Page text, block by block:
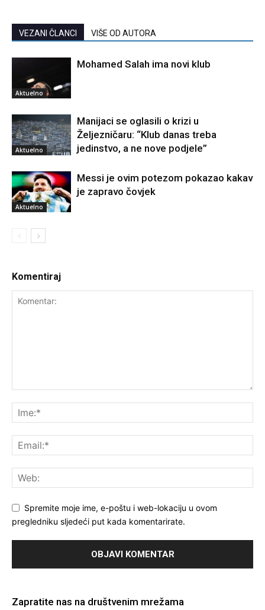
VEZANI ČLANCI VIŠE OD AUTORA
Aktuelno
Mohamed Salah ima novi klub
Aktuelno
Manijaci se oglasili o krizi u
Željezničaru: “Klub danas treba
jedinstvo, a ne nove podjele”
Aktuelno
Messi je ovim potezom pokazao kakav
je zapravo čovjek
Komentiraj
Spremite moje ime, e-poštu i web-lokaciju u ovom
pregledniku sljedeći put kada komentarirate.
Zapratite nas na društvenim mrežama